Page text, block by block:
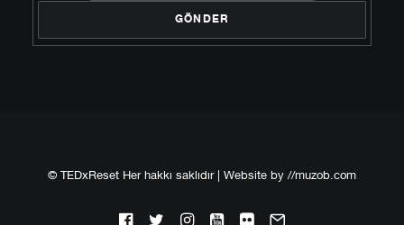
© TEDxReset Her hakkı saklıdır | Website by //muzob.com